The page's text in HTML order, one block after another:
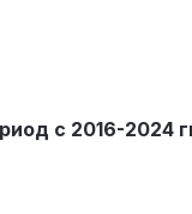
с 2016-2024